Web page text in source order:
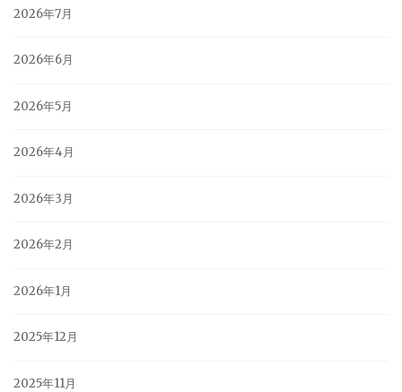
2026年7月
2026年6月
2026年5月
2026年4月
2026年3月
2026年2月
2026年1月
2025年12月
2025年11月